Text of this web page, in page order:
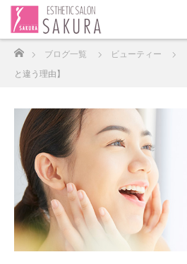
ブログ一覧 ビューティー
と違う理由】